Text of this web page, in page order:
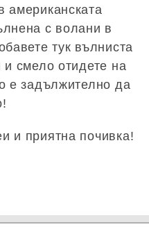
с волани в
тук вълниста
и смело отидете на
е задължително да
и приятна почивка!